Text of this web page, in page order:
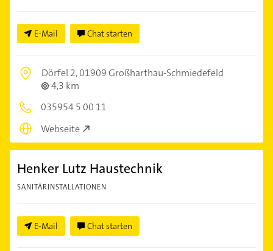
E-Mail Chat starten
Dörfel 2,01909 Großharthau-Schmiedefeld
4,3 km
035954 5 00 11
Webseite
Henker Lutz Haustechnik
SANITÄRINSTALLATIONEN
E-Mail Chat starten